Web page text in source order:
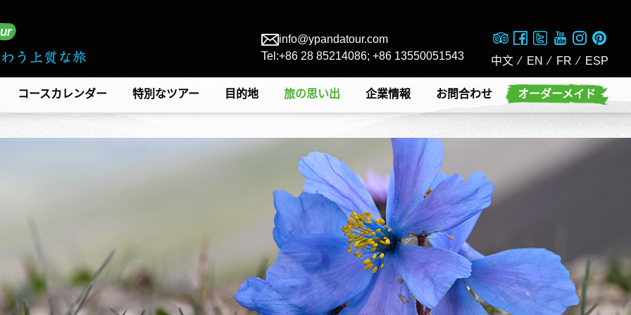
中文 ⁄ EN ⁄ FR ⁄ ESP
info@ypandatour.com
Tel:+86 28 85214086; +86 13550051543
コースカレンダー 特別なツアー 目的地 旅の思い出 企業情報 お問合わせ オーダーメイド